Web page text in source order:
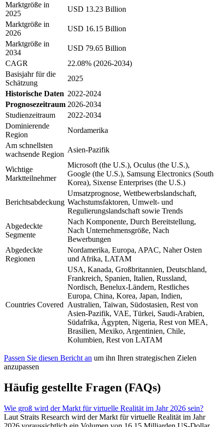
Marktgröße in
2025
USD 13.23 Billion
Marktgröße in
2026
USD 16.15 Billion
Marktgröße in
2034
USD 79.65 Billion
CAGR
22.08% (2026-2034)
Basisjahr für die
Schätzung
2025
Historische Daten 2022-2024
Prognosezeitraum 2026-2034
Studienzeitraum
2022-2034
Dominierende
Region
Nordamerika
Am schnellsten
wachsende Region
Asien-Pazifik
Wichtige
Marktteilnehmer
Microsoft (the U.S.), Oculus (the U.S.),
Google (the U.S.), Samsung Electronics (South
Korea), Sixense Enterprises (the U.S.)
Berichtsabdeckung
Umsatzprognose, Wettbewerbslandschaft,
Wachstumsfaktoren, Umwelt- und
Regulierungslandschaft sowie Trends
Abgedeckte
Segmente
Nach Komponente, Durch Bereitstellung,
Nach Unternehmensgröße, Nach
Bewerbungen
Abgedeckte
Regionen
Nordamerika, Europa, APAC, Naher Osten
und Afrika, LATAM
Countries Covered
USA, Kanada, Großbritannien, Deutschland,
Frankreich, Spanien, Italien, Russland,
Nordisch, Benelux-Ländern, Restliches
Europa, China, Korea, Japan, Indien,
Australien, Taiwan, Südostasien, Rest von
Asien-Pazifik, VAE, Türkei, Saudi-Arabien,
Südafrika, Ägypten, Nigeria, Rest von MEA,
Brasilien, Mexiko, Argentinien, Chile,
Kolumbien, Rest von LATAM
Passen Sie diesen Bericht an um ihn Ihren strategischen Zielen
anzupassen
Häufig gestellte Fragen (FAQs)
Wie groß wird der Markt für virtuelle Realität im Jahr 2026 sein?
Laut Straits Research wird der Markt für virtuelle Realität im Jahr